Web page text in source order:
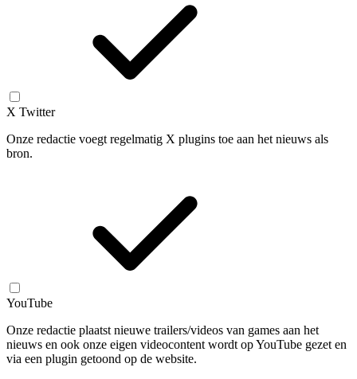
X Twitter
Onze redactie voegt regelmatig X plugins toe aan het nieuws als
bron.
YouTube
Onze redactie plaatst nieuwe trailers/videos van games aan het
nieuws en ook onze eigen videocontent wordt op YouTube gezet en
via een plugin getoond op de website.